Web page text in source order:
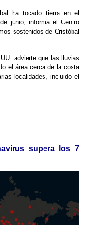
ha tocado tierra en el
junio, informa el Centro
sostenidos de Cristóbal
advierte que las lluvias
el área cerca de la costa
localidades, incluido el
supera los 7